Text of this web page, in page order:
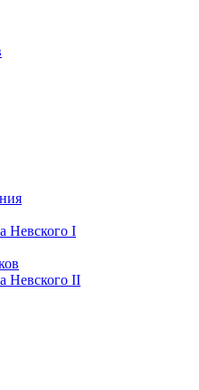
Невского I
Невского II